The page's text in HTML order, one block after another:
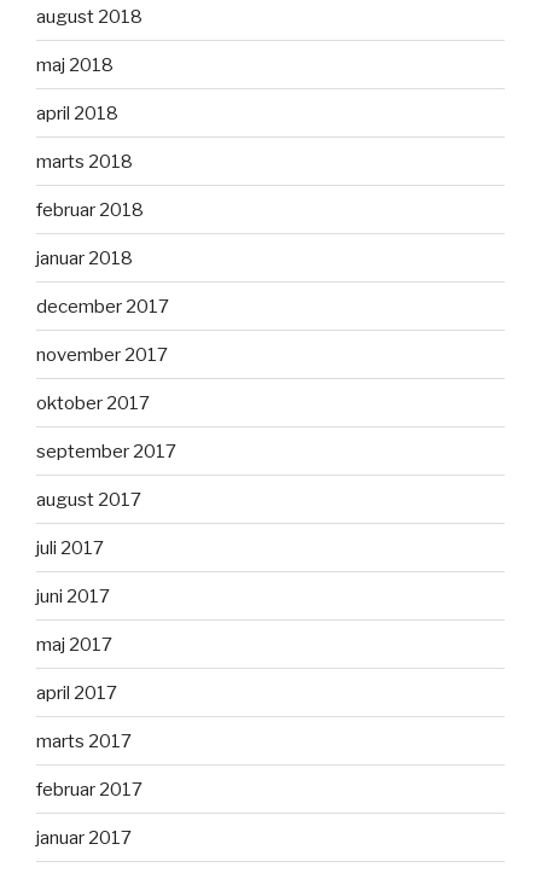
august 2018
maj 2018
april 2018
marts 2018
februar 2018
januar 2018
december 2017
november 2017
oktober 2017
september 2017
august 2017
juli 2017
juni 2017
maj 2017
april 2017
marts 2017
februar 2017
januar 2017